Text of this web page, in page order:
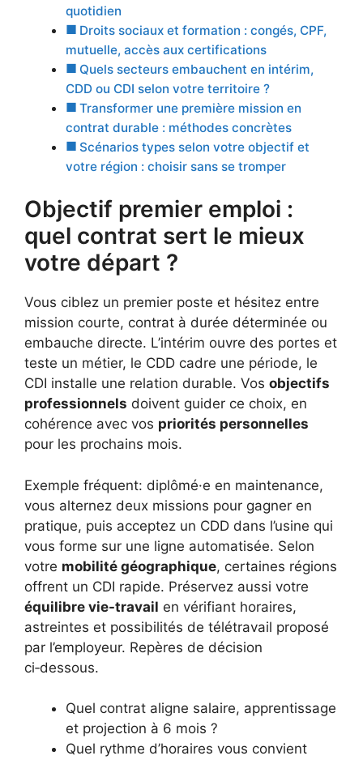
quotidien
Droits sociaux et formation : congés, CPF,
mutuelle, accès aux certifications
Quels secteurs embauchent en intérim,
CDD ou CDI selon votre territoire ?
Transformer une première mission en
contrat durable : méthodes concrètes
Scénarios types selon votre objectif et
votre région : choisir sans se tromper
Objectif premier emploi :
quel contrat sert le mieux
votre départ ?
Vous ciblez un premier poste et hésitez entre
mission courte, contrat à durée déterminée ou
embauche directe. L’intérim ouvre des portes et
teste un métier, le CDD cadre une période, le
CDI installe une relation durable. Vos objectifs
professionnels doivent guider ce choix, en
cohérence avec vos priorités personnelles
pour les prochains mois.
Exemple fréquent: diplômé·e en maintenance,
vous alternez deux missions pour gagner en
pratique, puis acceptez un CDD dans l’usine qui
vous forme sur une ligne automatisée. Selon
votre mobilité géographique, certaines régions
offrent un CDI rapide. Préservez aussi votre
équilibre vie-travail en vérifiant horaires,
astreintes et possibilités de télétravail proposé
par l’employeur. Repères de décision
ci‑dessous.
Quel contrat aligne salaire, apprentissage
et projection à 6 mois ?
Quel rythme d’horaires vous convient